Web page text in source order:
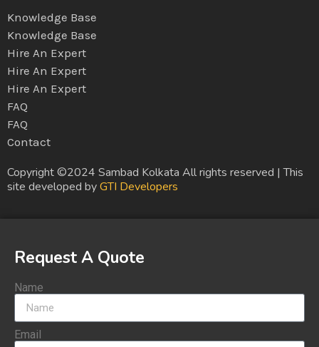
Knowledge Base
Knowledge Base
Hire An Expert
Hire An Expert
Hire An Expert
FAQ
FAQ
Contact
Copyright ©2024 Sambad Kolkata All rights reserved | This
site developed byGTI Developers
Request A Quote
Name
Email